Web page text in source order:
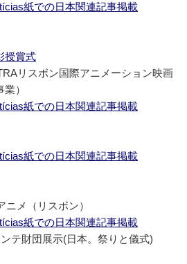
紙での日本関連記事掲載
授賞式
リスボン国際アニメーション映画
）
紙での日本関連記事掲載
紙での日本関連記事掲載
メ（リスボン）
紙での日本関連記事掲載
テ財団展示(日本。祭りと儀式)